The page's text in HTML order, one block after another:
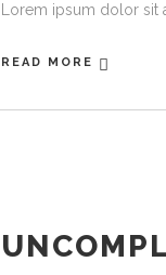
Lorem ipsum dolor sit
READ MORE